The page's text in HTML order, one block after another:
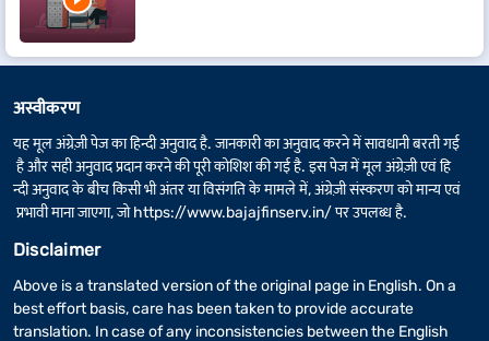
अस्वीकरण
यह मूल अंग्रेज़ी पेज का हिन्दी अनुवाद है. जानकारी का अनुवाद करने में सावधानी बरती गई
है और सही अनुवाद प्रदान करने की पूरी कोशिश की गई है. इस पेज में मूल अंग्रेज़ी एवं हि
न्दी अनुवाद के बीच किसी भी अंतर या विसंगति के मामले में, अंग्रेज़ी संस्करण को मान्य एवं
प्रभावी माना जाएगा, जोhttps://www.bajajfinserv.in/पर उपलब्ध है.
Disclaimer
Above is a translated version of the original page in English. On a
best effort basis, care has been taken to provide accurate
translation. In case of any inconsistencies between the English